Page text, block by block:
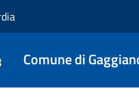
Comune di